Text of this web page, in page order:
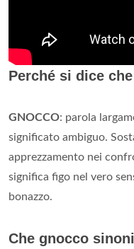
Perché si dice
GNOCCO: parola
significato ambiguo.
apprezzamento nei
significa figo nel vero
bonazzo.
Che gnocco